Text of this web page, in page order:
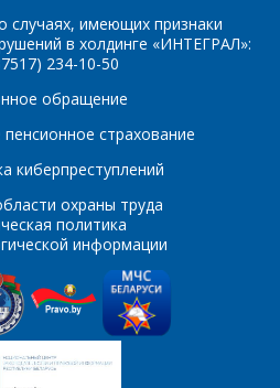
случаях, имеющих признаки
в холдинге «ИНТЕГРАЛ»:
234-10-50
обращение
страхование
киберпреступлений
охраны труда
политика
информации
товар/
их количество
*
*
*
на
данных*